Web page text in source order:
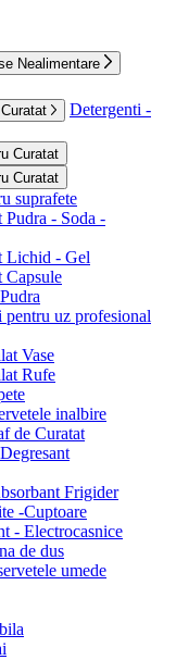
Nealimentare
Detergenti -
Curatat
Curatat
suprafete
Pudra - Soda -
Lichid - Gel
Capsule
uz profesional
Vase
Rufe
inalbire
de Curatat
Frigider
-Cuptoare
- Electrocasnice
de dus
umede